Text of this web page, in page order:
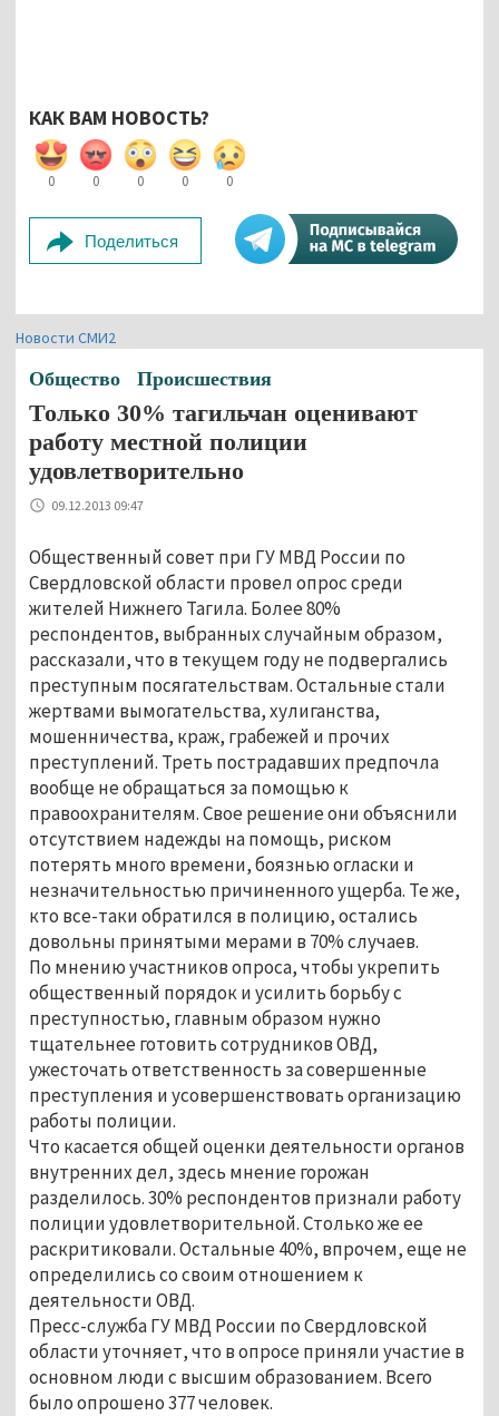
КАК ВАМ НОВОСТЬ?
0 0 0 0 0
Поделиться
Новости СМИ2
Общество Происшествия
Только 30% тагильчан оценивают
работу местной полиции
удовлетворительно
09.12.2013 09:47
Общественный совет при ГУ МВД России по
Свердловской области провел опрос среди
жителей Нижнего Тагила. Более 80%
респондентов, выбранных случайным образом,
рассказали, что в текущем году не подвергались
преступным посягательствам. Остальные стали
жертвами вымогательства, хулиганства,
мошенничества, краж, грабежей и прочих
преступлений. Треть пострадавших предпочла
вообще не обращаться за помощью к
правоохранителям. Свое решение они объяснили
отсутствием надежды на помощь, риском
потерять много времени, боязнью огласки и
незначительностью причиненного ущерба. Те же,
кто все-таки обратился в полицию, остались
довольны принятыми мерами в 70% случаев.
По мнению участников опроса, чтобы укрепить
общественный порядок и усилить борьбу с
преступностью, главным образом нужно
тщательнее готовить сотрудников ОВД,
ужесточать ответственность за совершенные
преступления и усовершенствовать организацию
работы полиции.
Что касается общей оценки деятельности органов
внутренних дел, здесь мнение горожан
разделилось. 30% респондентов признали работу
полиции удовлетворительной. Столько же ее
раскритиковали. Остальные 40%, впрочем, еще не
определились со своим отношением к
деятельности ОВД.
Пресс-служба ГУ МВД России по Свердловской
области уточняет, что в опросе приняли участие в
основном люди с высшим образованием. Всего
было опрошено 377 человек.